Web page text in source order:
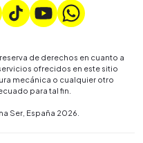
de derechos en cuanto a
ofrecidos en este sitio
mecánica o cualquier otro
para tal fin.
Ser, España 2026.